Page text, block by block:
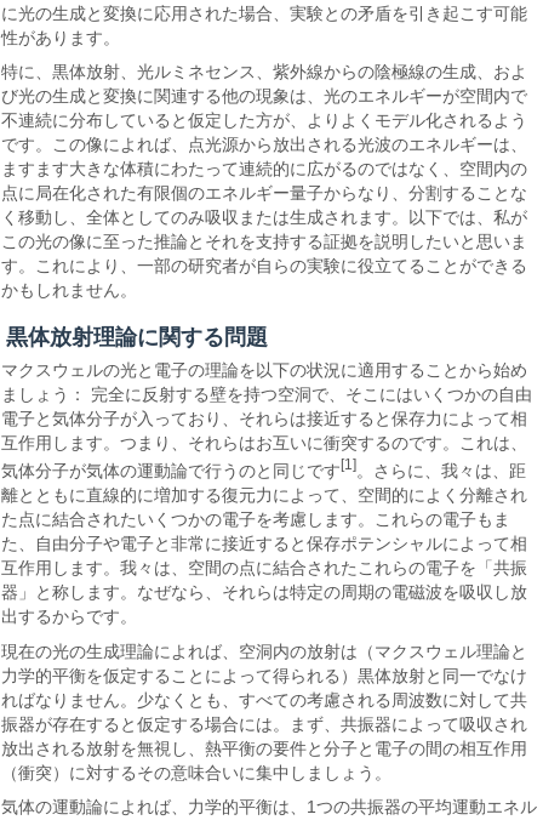
に光の生成と変換に応用された場合、実験との矛盾を引き起こす可能
性があります。
特に、黒体放射、光ルミネセンス、紫外線からの陰極線の生成、およ
び光の生成と変換に関連する他の現象は、光のエネルギーが空間内で
不連続に分布していると仮定した方が、よりよくモデル化されるよう
です。この像によれば、点光源から放出される光波のエネルギーは、
ますます大きな体積にわたって連続的に広がるのではなく、空間内の
点に局在化された有限個のエネルギー量子からなり、分割することな
く移動し、全体としてのみ吸収または生成されます。以下では、私が
この光の像に至った推論とそれを支持する証拠を説明したいと思いま
す。これにより、一部の研究者が自らの実験に役立てることができる
かもしれません。
黒体放射理論に関する問題
マクスウェルの光と電子の理論を以下の状況に適用することから始め
ましょう： 完全に反射する壁を持つ空洞で、そこにはいくつかの自由
電子と気体分子が入っており、それらは接近すると保存力によって相
互作用します。つまり、それらはお互いに衝突するのです。これは、
気体分子が気体の運動論で行うのと同じです[1]。さらに、我々は、距
離とともに直線的に増加する復元力によって、空間的によく分離され
た点に結合されたいくつかの電子を考慮します。これらの電子もま
た、自由分子や電子と非常に接近すると保存ポテンシャルによって相
互作用します。我々は、空間の点に結合されたこれらの電子を「共振
器」と称します。なぜなら、それらは特定の周期の電磁波を吸収し放
出するからです。
現在の光の生成理論によれば、空洞内の放射は（マクスウェル理論と
力学的平衡を仮定することによって得られる）黒体放射と同一でなけ
ればなりません。少なくとも、すべての考慮される周波数に対して共
振器が存在すると仮定する場合には。まず、共振器によって吸収され
放出される放射を無視し、熱平衡の要件と分子と電子の間の相互作用
（衝突）に対するその意味合いに集中しましょう。
気体の運動論によれば、力学的平衡は、1つの共振器の平均運動エネル